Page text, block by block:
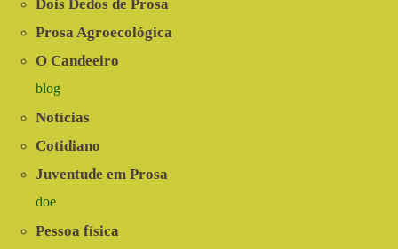
Dois Dedos de Prosa
Prosa Agroecológica
O Candeeiro
blog
Notícias
Cotidiano
Juventude em Prosa
doe
Pessoa física